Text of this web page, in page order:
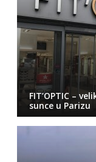
FIT’OPTIC –
sunce u Parizu